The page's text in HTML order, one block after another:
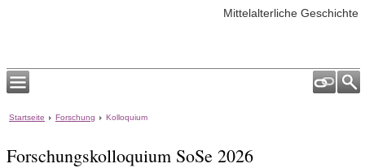
Mittelalterliche Geschichte
Startseite Forschung Kolloquium
Forschungskolloquium SoSe 2026